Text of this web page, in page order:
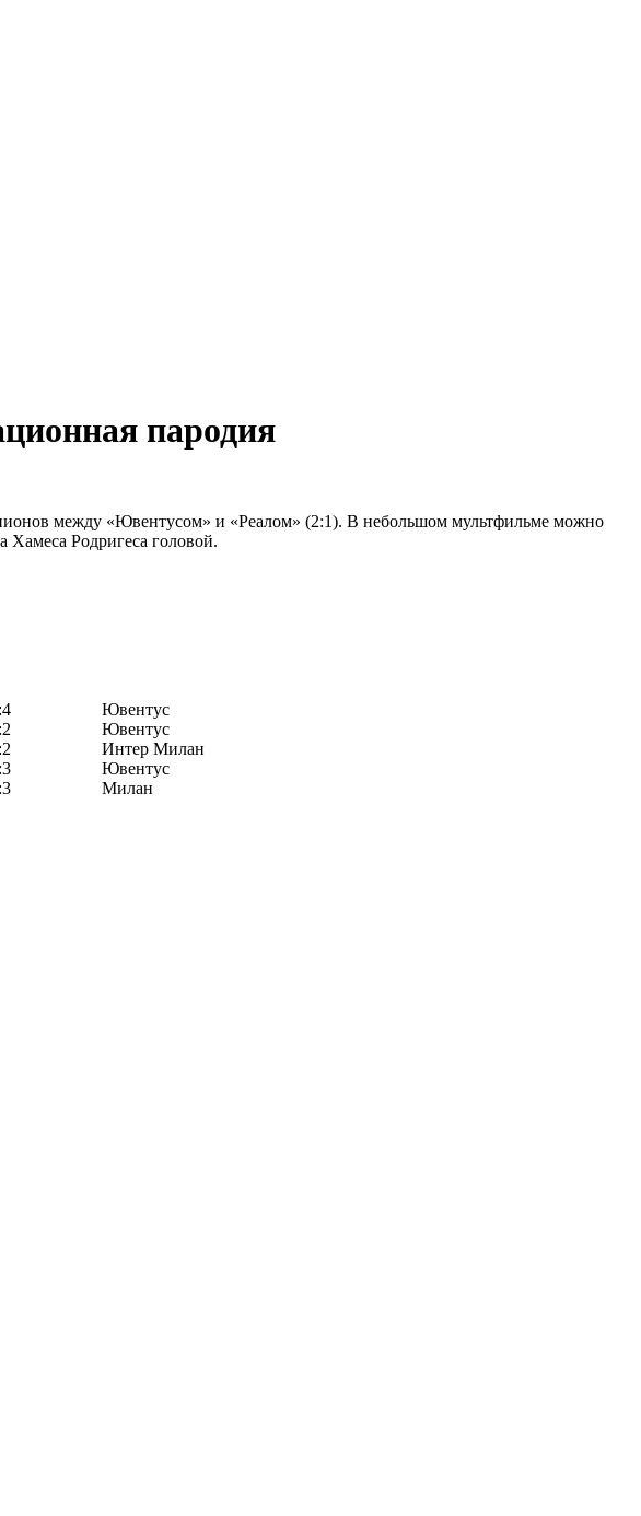
пародия
между «Ювентусом» и «Реалом» (2:1). В небольшом мультфильме можно
Хамеса Родригеса головой.
Ювентус
Ювентус
Интер Милан
Ювентус
Милан